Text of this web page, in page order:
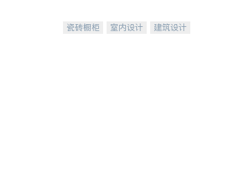
瓷砖橱柜 室内设计
建筑设计